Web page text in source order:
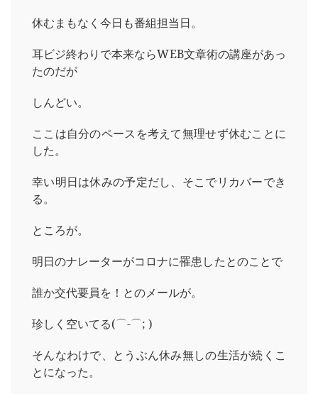
休むまもなく今日も番組担当日。
耳ビジ終わりで本来ならWEB文章術の講座があっ
たのだが
しんどい。
ここは自分のペースを考えて無理せず休むことに
した。
幸い明日は休みの予定だし、そこでリカバーでき
る。
ところが。
明日のナレーターがコロナに罹患したとのことで
誰か交代要員を！とのメールが。
珍しく空いてる(⌒-⌒; )
そんなわけで、とうぶん休み無しの生活が続くこ
とになった。